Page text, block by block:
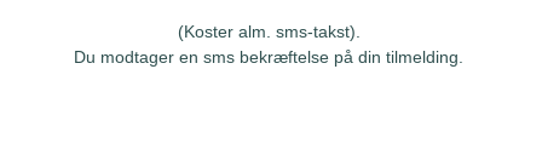
(Koster alm. sms-takst).
Du modtager en sms bekræftelse på din tilmelding.